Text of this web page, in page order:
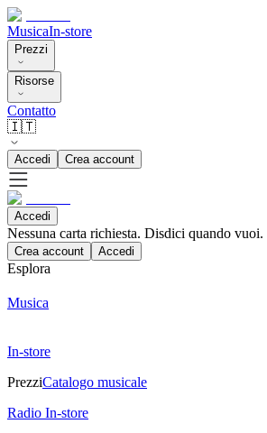
MusicaIn-store
Prezzi
Risorse
Contatto
🇮🇹
Accedi Crea account
Accedi
Nessuna carta richiesta. Disdici quando vuoi.
Crea account Accedi
Esplora
Musica
In-store
PrezziCatalogo musicale
Radio In-store